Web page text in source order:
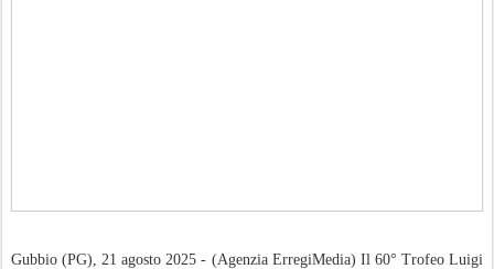
Gubbio (PG), 21 agosto 2025 - (Agenzia ErregiMedia) Il 60° Trofeo Luigi